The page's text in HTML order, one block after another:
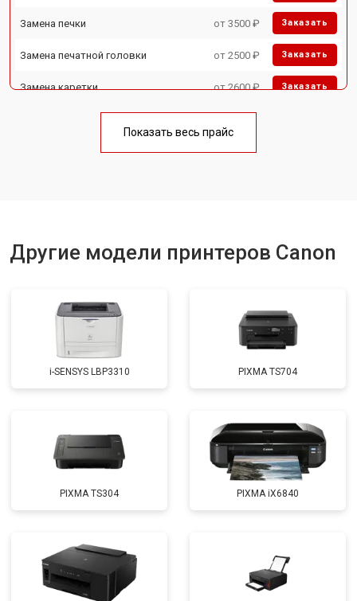
Замена печки от 3500 ₽ Заказать
Замена печатной головки от 2500 ₽ Заказать
Замена каретки от 2600 ₽ Заказать
Замена блока питания от 2300 ₽
Показать весь прайс
Другие модели принтеров Canon
i-SENSYS LBP3310 PIXMA TS704
PIXMA TS304 PIXMA iX6840